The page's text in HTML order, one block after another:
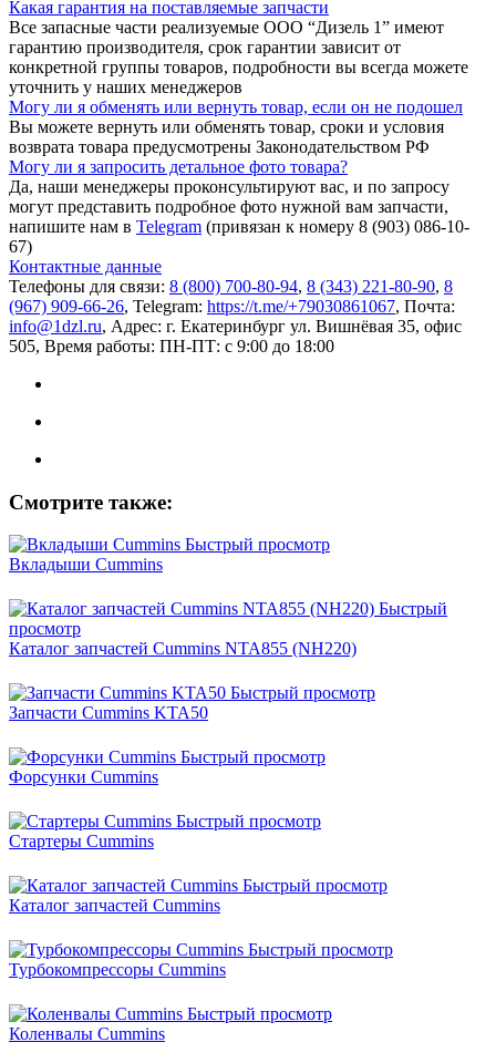
Какая гарантия на поставляемые запчасти
Все запасные части реализуемые ООО “Дизель 1” имеют
гарантию производителя, срок гарантии зависит от
конкретной группы товаров, подробности вы всегда можете
уточнить у наших менеджеров
Могу ли я обменять или вернуть товар, если он не подошел
Вы можете вернуть или обменять товар, сроки и условия
возврата товара предусмотрены Законодательством РФ
Могу ли я запросить детальное фото товара?
Да, наши менеджеры проконсультируют вас, и по запросу
могут представить подробное фото нужной вам запчасти,
напишите нам в Telegram (привязан к номеру 8 (903) 086-10-
67)
Контактные данные
Телефоны для связи: 8 (800) 700-80-94, 8 (343) 221-80-90, 8
(967) 909-66-26, Telegram: https://t.me/+79030861067, Почта:
info@1dzl.ru, Адрес: г. Екатеринбург ул. Вишнёвая 35, офис
505, Время работы: ПН-ПТ: с 9:00 до 18:00
Смотрите также:
Быстрый просмотр
Вкладыши Cummins
Быстрый
просмотр
Каталог запчастей Cummins NTA855 (NH220)
Быстрый просмотр
Запчасти Cummins KTA50
Быстрый просмотр
Форсунки Cummins
Быстрый просмотр
Стартеры Cummins
Быстрый просмотр
Каталог запчастей Cummins
Быстрый просмотр
Турбокомпрессоры Cummins
Быстрый просмотр
Коленвалы Cummins